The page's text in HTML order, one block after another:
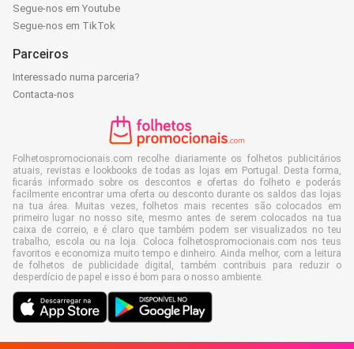
Segue-nos em Youtube
Segue-nos em TikTok
Parceiros
Interessado numa parceria?
Contacta-nos
Folhetospromocionais.com recolhe diariamente os folhetos publicitários
atuais, revistas e lookbooks de todas as lojas em Portugal. Desta forma,
ficarás informado sobre os descontos e ofertas do folheto e poderás
facilmente encontrar uma oferta ou desconto durante os saldos das lojas
na tua área. Muitas vezes, folhetos mais recentes são colocados em
primeiro lugar no nosso site, mesmo antes de serem colocados na tua
caixa de correio, e é claro que também podem ser visualizados no teu
trabalho, escola ou na loja. Coloca folhetospromocionais.com nos teus
favoritos e economiza muito tempo e dinheiro. Ainda melhor, com a leitura
de folhetos de publicidade digital, também contribuis para reduzir o
desperdício de papel e isso é bom para o nosso ambiente.